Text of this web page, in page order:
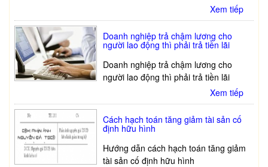
Xem tiếp
Doanh nghiệp trả chậm lương cho
người lao động thì phải trả tiền lãi
Doanh nghiệp trả chậm lương cho
người lao động thì phải trả tiền lãi
Xem tiếp
Cách hạch toán tăng giảm tài sản cố
định hữu hình
Hướng dẫn cách hạch toán tăng giảm
tài sản cố định hữu hình